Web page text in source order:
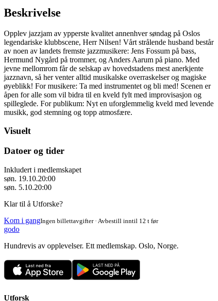
Beskrivelse
Opplev jazzjam av ypperste kvalitet annenhver søndag på Oslos
legendariske klubbscene, Herr Nilsen! Vårt strålende husband består
av noen av landets fremste jazzmusikere: Jens Fossum på bass,
Hermund Nygård på trommer, og Anders Aarum på piano. Med
jevne mellomrom får de selskap av hovedstadens mest anerkjente
jazznavn, så her venter alltid musikalske overraskelser og magiske
øyeblikk! For musikere: Ta med instrumentet og bli med! Scenen er
åpen for alle som vil bidra til en kveld fylt med improvisasjon og
spilleglede. For publikum: Nyt en uforglemmelig kveld med levende
musikk, god stemning og topp atmosfære.
Visuelt
Datoer og tider
Inkludert i medlemskapet
søn. 19.10.20:00
søn. 5.10.20:00
Klar til å Utforske?
Kom i gangIngen billettavgifter · Avbestill inntil 12 t før
godo
Hundrevis av opplevelser. Ett medlemskap. Oslo, Norge.
Utforsk